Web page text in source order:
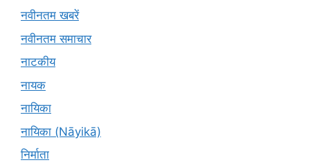
नवीनतम खबरें
नवीनतम समाचार
नाटकीय
नायक
नायिका
नायिका (Nāyikā)
निर्माता